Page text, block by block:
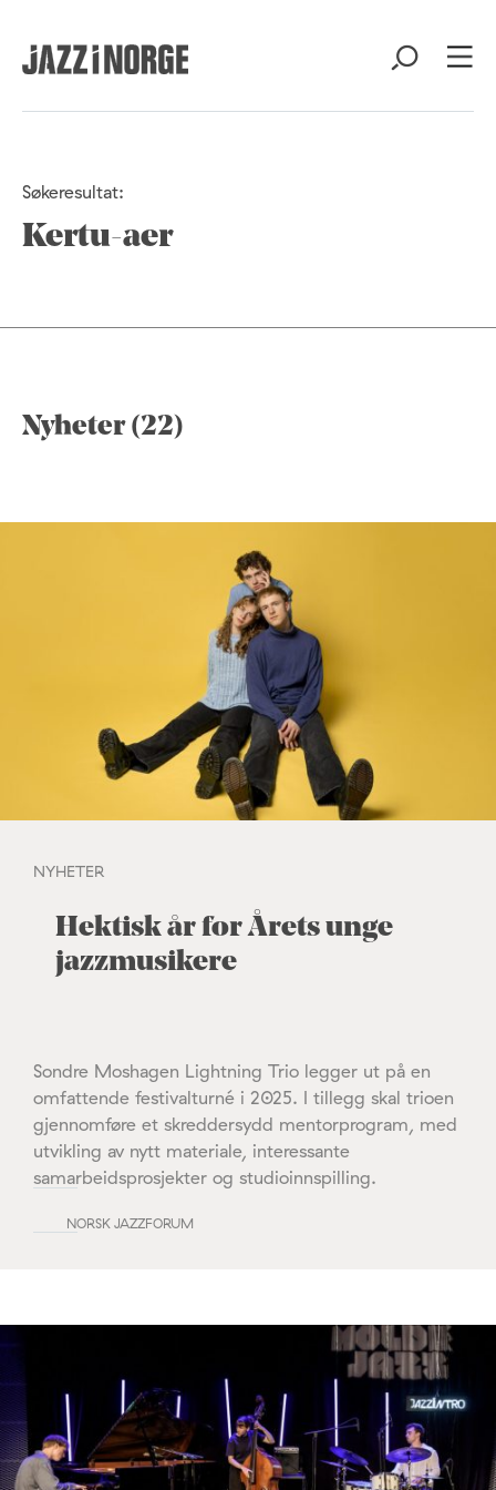
Søkeresultat:
Kertu-aer
Nyheter (22)
NYHETER
Hektisk år for Årets unge
jazzmusikere
Sondre Moshagen Lightning Trio legger ut på en
omfattende festivalturné i 2025. I tillegg skal trioen
gjennomføre et skreddersydd mentorprogram, med
utvikling av nytt materiale, interessante
samarbeidsprosjekter og studioinnspilling.
NORSK JAZZFORUM